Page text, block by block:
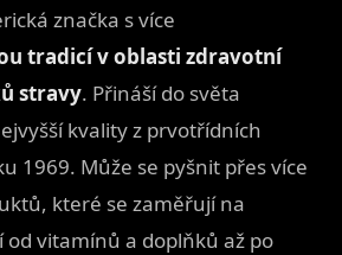
značka svíce
tradicí v oblasti zdravotní
stravy. Přináší do světa
kvality z prvotřídních
1969. Může se pyšnit přes více
které se zaměřují na
vitamínů a doplňků až po